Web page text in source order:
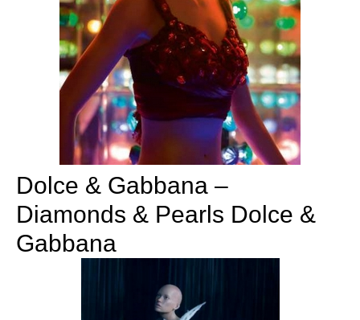
Dolce & Gabbana –
Diamonds & Pearls Dolce &
Gabbana